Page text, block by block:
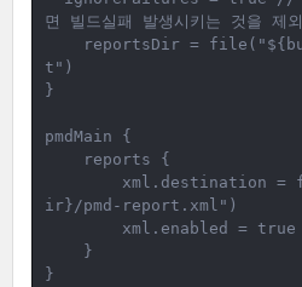
면 빌드실패 발생시키는 것을 제외
reportsDir =
t")
}
pmdMain {
reports {
xml.destination =
ir}/pmd-report.xml")
xml.enabled = true
}
}